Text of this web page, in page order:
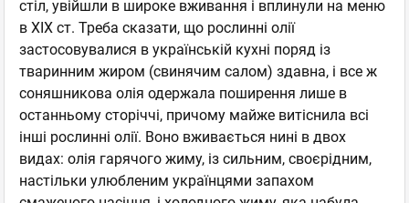
стіл, увійшли в широке вживання і вплинули на меню
в XIX ст. Треба сказати, що рослинні олії
застосовувалися в українській кухні поряд із
тваринним жиром (свинячим салом) здавна, і все ж
соняшникова олія одержала поширення лише в
останньому сторіччі, причому майже витіснила всі
інші рослинні олії. Воно вживається нині в двох
видах: олія гарячого жиму, із сильним, своєрідним,
настільки улюбленим українцями запахом